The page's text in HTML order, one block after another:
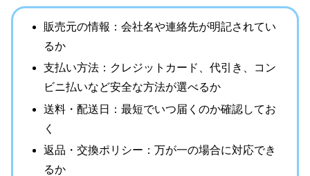
販売元の情報：会社名や連絡先が明記されてい
るか
支払い方法：クレジットカード、代引き、コン
ビニ払いなど安全な方法が選べるか
送料・配送日：最短でいつ届くのか確認してお
く
返品・交換ポリシー：万が一の場合に対応でき
るか